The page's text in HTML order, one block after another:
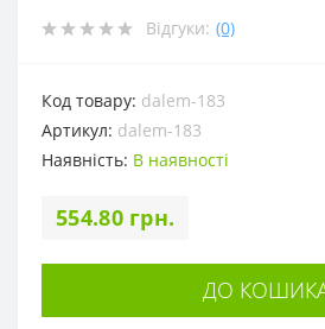
Відгуки: (0)
Код товару: dalem-183
Артикул: dalem-183
Наявність: В наявності
554.80 грн.
ДО